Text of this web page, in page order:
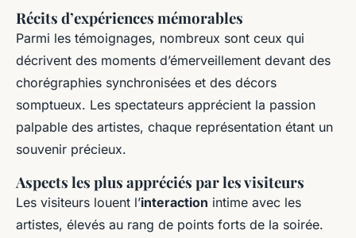
Récits d’expériences mémorables
Parmi les témoignages, nombreux sont ceux qui
décrivent des moments d’émerveillement devant des
chorégraphies synchronisées et des décors
somptueux. Les spectateurs apprécient la passion
palpable des artistes, chaque représentation étant un
souvenir précieux.
Aspects les plus appréciés par les visiteurs
Les visiteurs louent l’interaction intime avec les
artistes, élevés au rang de points forts de la soirée.